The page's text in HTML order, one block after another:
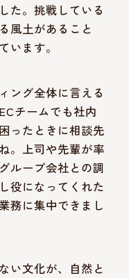
た。挑戦している
風土があること
います。
ング全体に言える
チームでも社内
ったときに相談先
。上司や先輩が率
ループ会社との調
役になってくれた
務に集中できまし
い文化が、自然と